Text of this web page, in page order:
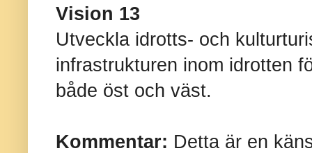
Vision 13
Utveckla idrotts- och
infrastrukturen inom idrotten
både öst och väst.
Kommentar: Detta är en